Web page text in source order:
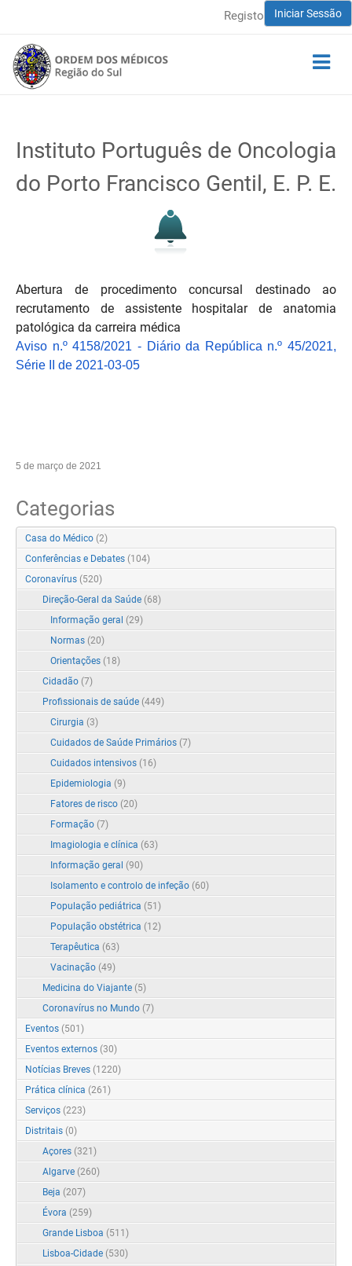
Iniciar Sessão
Registo
Instituto Português de Oncologia
do Porto Francisco Gentil, E. P. E.
Abertura de procedimento concursal destinado ao
recrutamento de assistente hospitalar de anatomia
patológica da carreira médica
Aviso n.º 4158/2021 - Diário da República n.º 45/2021,
Série II de 2021-03-05
5 de março de 2021
Categorias
Casa do Médico (2)
Conferências e Debates (104)
Coronavírus (520)
Direção-Geral da Saúde (68)
Informação geral (29)
Normas (20)
Orientações (18)
Cidadão (7)
Profissionais de saúde (449)
Cirurgia (3)
Cuidados de Saúde Primários (7)
Cuidados intensivos (16)
Epidemiologia (9)
Fatores de risco (20)
Formação (7)
Imagiologia e clínica (63)
Informação geral (90)
Isolamento e controlo de infeção (60)
População pediátrica (51)
População obstétrica (12)
Terapêutica (63)
Vacinação (49)
Medicina do Viajante (5)
Coronavírus no Mundo (7)
Eventos (501)
Eventos externos (30)
Notícias Breves (1220)
Prática clínica (261)
Serviços (223)
Distritais (0)
Açores (321)
Algarve (260)
Beja (207)
Évora (259)
Grande Lisboa (511)
Lisboa-Cidade (530)